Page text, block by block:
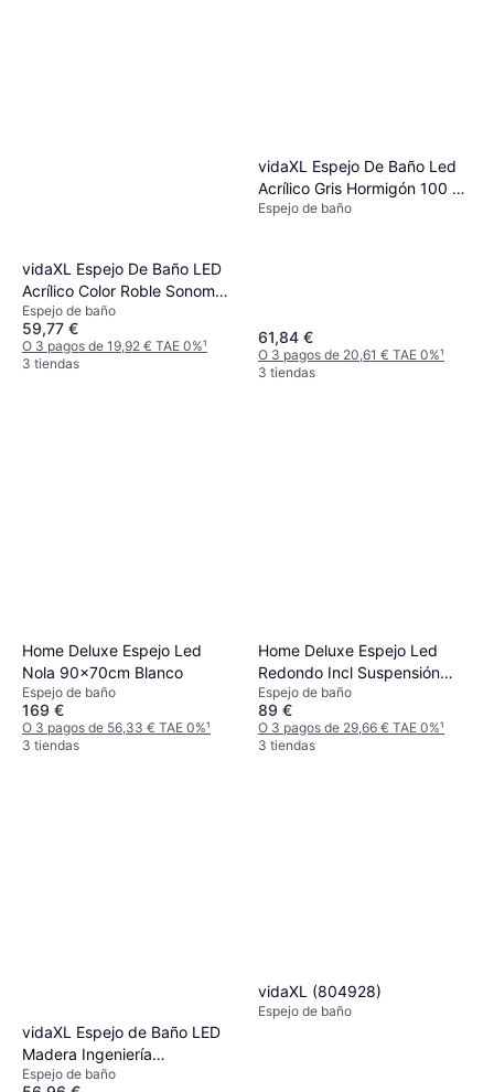
vidaXL Espejo De Baño LED
Acrílico Color Roble Sonoma
100x8.5x37 Cm
Espejo de baño
59,77 €
O 3 pagos de 19,92 € TAE 0%¹
3 tiendas
vidaXL Espejo De Baño Led
Acrílico Gris Hormigón 100 x
8,5 x 37 cm
Espejo de baño
61,84 €
O 3 pagos de 20,61 € TAE 0%¹
3 tiendas
Home Deluxe Espejo Led
Nola 90x70cm Blanco
Espejo de baño
169 €
O 3 pagos de 56,33 € TAE 0%¹
3 tiendas
Home Deluxe Espejo Led
Redondo Incl Suspensión
Fiana 40 x 40 cm
Espejo de baño
89 €
O 3 pagos de 29,66 € TAE 0%¹
3 tiendas
vidaXL Espejo de Baño LED
Madera Ingeniería
100x8.5x37cm
Espejo de baño
vidaXL (804928)
Espejo de baño